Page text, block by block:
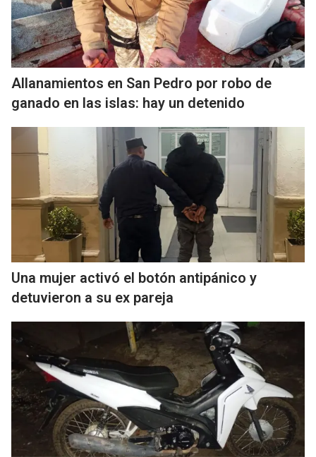
Allanamientos en San Pedro por robo de
ganado en las islas: hay un detenido
Una mujer activó el botón antipánico y
detuvieron a su ex pareja